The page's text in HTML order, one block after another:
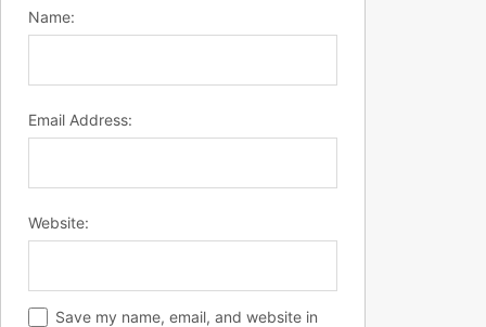
Name:
Email Address:
Website:
Save my name, email, and website in